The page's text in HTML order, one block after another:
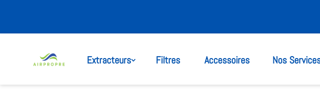
Extracteurs Filtres Accessoires Nos